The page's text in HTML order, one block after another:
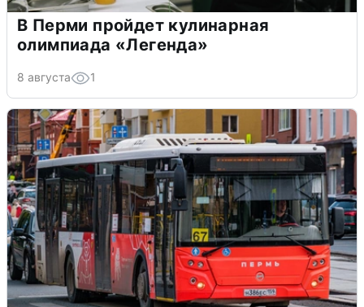
В Перми пройдет кулинарная
олимпиада «Легенда»
8 августа 1